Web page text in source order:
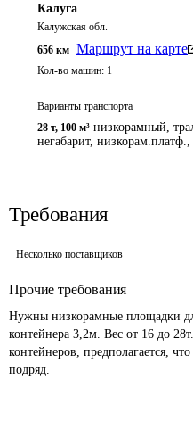
Калуга
Калужская обл.
656 км Маршрут на карте
Кол-во машин: 1
Варианты транспорта
28 т, 100 м³ низкорамный,
негабарит, низкорам.платф.,
Требования
Несколько поставщиков
Прочие требования
Нужны низкорамные площадки
контейнера 3,2м. Вес от 16 до
контейнеров, предполагается,
подряд.